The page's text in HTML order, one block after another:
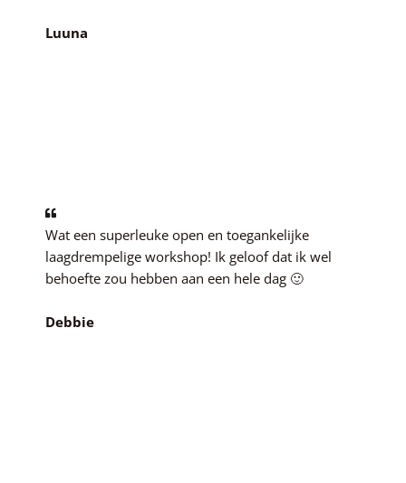
Luuna
Wat een superleuke open en toegankelijke
laagdrempelige workshop! Ik geloof dat ik wel
behoefte zou hebben aan een hele dag 🙂
Debbie